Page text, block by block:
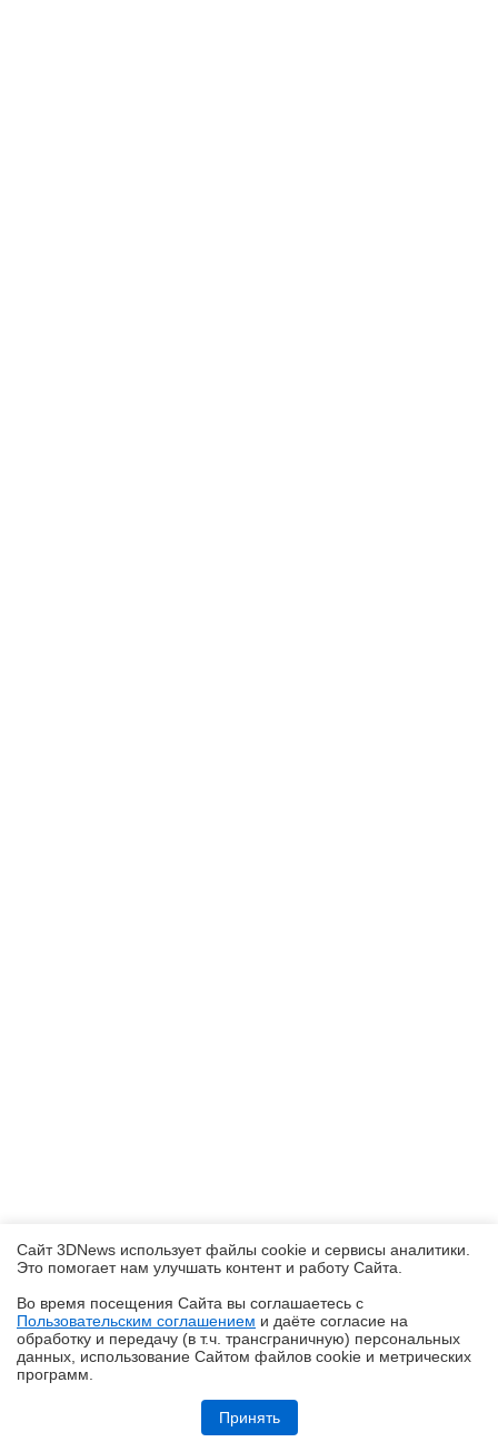
realme P4, realme P4x и realme P4 Lite: заход в ту же реку, но с
Сайт 3DNews использует файлы cookie и сервисы аналитики.
Это помогает нам улучшать контент и работу Cайта.
Во время посещения Cайта вы соглашаетесь с
Пользовательским соглашением и даёте согласие на
обработку и передачу (в т.ч. трансграничную) персональных
данных, использование Cайтом файлов cookie и метрических
программ.
Принять